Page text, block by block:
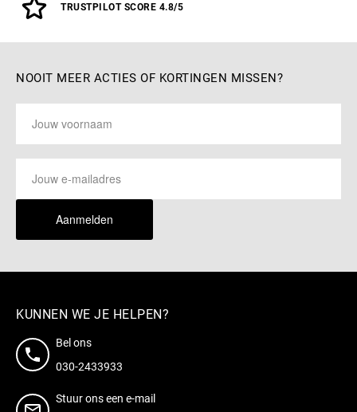
TRUSTPILOT SCORE 4.8/5
NOOIT MEER ACTIES OF KORTINGEN MISSEN?
Aanmelden
KUNNEN WE JE HELPEN?
Bel ons
030-2433933
Stuur ons een e-mail